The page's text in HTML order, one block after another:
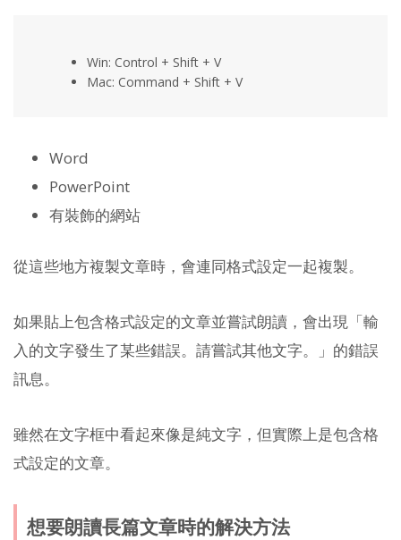
Win: Control + Shift + V
Mac: Command + Shift + V
Word
PowerPoint
有裝飾的網站
從這些地方複製文章時，會連同格式設定一起複製。
如果貼上包含格式設定的文章並嘗試朗讀，會出現「輸
入的文字發生了某些錯誤。請嘗試其他文字。」的錯誤
訊息。
雖然在文字框中看起來像是純文字，但實際上是包含格
式設定的文章。
想要朗讀長篇文章時的解決方法